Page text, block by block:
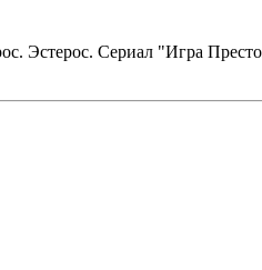
Эстерос. Сериал "Игра